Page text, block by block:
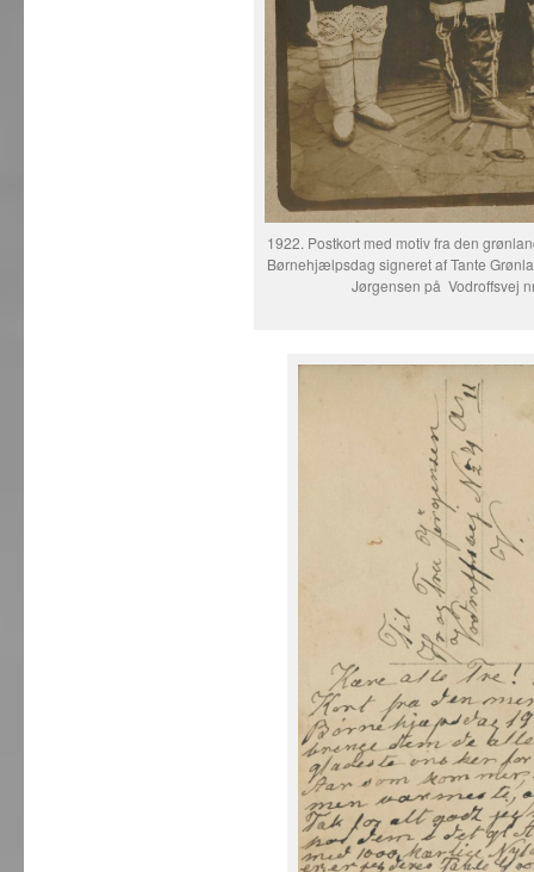
1922. Postkort med motiv fra den
Børnehjælpsdag signeret af Tante
Jørgensen på Vodroffsvej